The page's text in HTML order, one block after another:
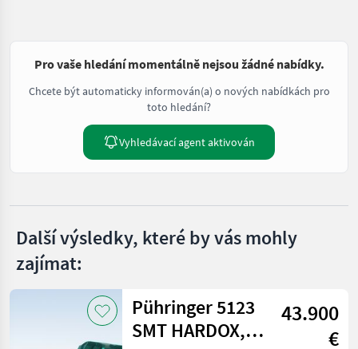
Pro vaše hledání momentálně nejsou žádné nabídky.
Chcete být automaticky informován(a) o nových nabídkách pro
toto hledání?
Vyhledávací agent aktivován
Další výsledky, které by vás mohly
zajímat:
Pühringer 5123
SMT HARDOX,
43.900
€